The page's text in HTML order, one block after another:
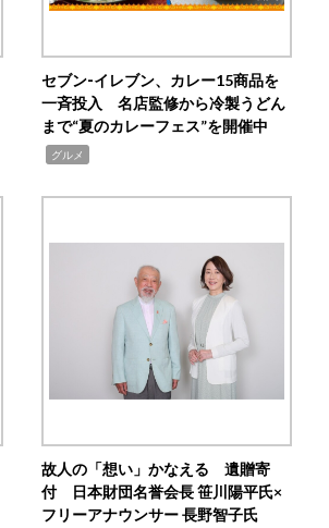
セブン‐イレブン、カレー15商品を
一斉投入 名店監修から冷製うどん
まで“夏のカレーフェス”を開催中
グルメ
故人の「想い」かなえる 遺贈寄
付 日本財団名誉会長 笹川陽平氏×
フリーアナウンサー 長野智子氏